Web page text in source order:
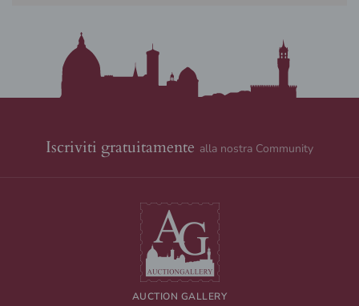
Iscriviti gratuitamente alla nostra Community
AUCTION GALLERY